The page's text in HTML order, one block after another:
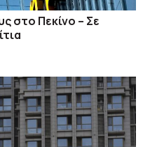
στο Πεκίνο – Σε